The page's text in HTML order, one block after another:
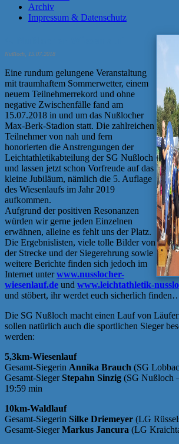
Archiv
Impressum & Datenschutz
Nußloch, 15.07.2018
Eine rundum gelungene Veranstaltung
mit traumhaftem Sommerwetter, einem
neuem Teilnehmerrekord und ohne
negative Zwischenfälle fand am
15.07.2018 in und um das Nußlocher
Max-Berk-Stadion statt. Die zahlreichen
Teilnehmer von nah und fern
honorierten die Anstrengungen der
Leichtathletikabteilung der SG Nußloch
und lassen jetzt schon Vorfreude auf das
kleine Jubiläum, nämlich die 5. Auflage
des Wiesenlaufs im Jahr 2019
aufkommen.
Aufgrund der positiven Resonanzen
würden wir gerne jeden Einzelnen
erwähnen, alleine es fehlt uns der Platz.
Die Ergebnislisten, viele tolle Bilder von
der Strecke und der Siegerehrung sowie
weitere Berichte finden sich jedoch im
Internet unterwww.nusslocher-
wiesenlauf.de und www.leichtathletik-
und stöbert, ihr werdet euch sicherlich
Die SG Nußloch macht einen Lauf von
sollen natürlich auch die sportlichen Sieger
werden:
5,3km-Wiesenlauf
Gesamt-Siegerin Annika Brauch (SG
Gesamt-SiegerStepahn Sinzig (SG Nußloch
19:59 min
10km-Waldlauf
Gesamt-Siegerin Silke Driemeyer (LG
Gesamt-SiegerMarkus Jancura (LG